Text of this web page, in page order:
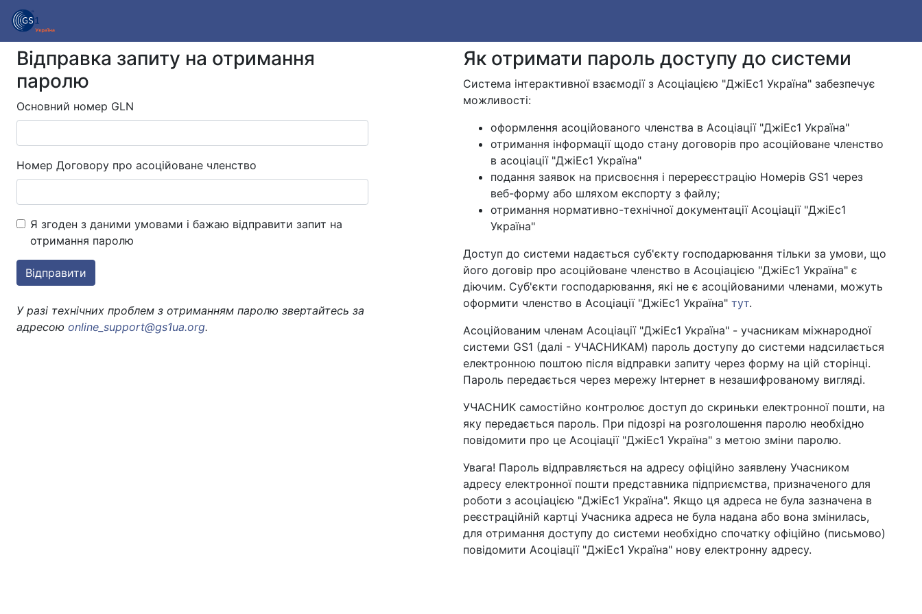
Відправка запиту на отримання
паролю
Основний номер GLN
Номер Договору про асоційоване членство
Я згоден з даними умовами і бажаю відправити запит на
отримання паролю
У разі технічних проблем з отриманням паролю звертайтесь за
адресою online_support@gs1ua.org.
Як отримати пароль доступу до системи
Система інтерактивної взаємодії з Асоціацією "ДжіЕс1 Україна" забезпечує
можливості:
оформлення асоційованого членства в Асоціації "ДжіЕс1 Україна"
отримання інформації щодо стану договорів про асоційоване членство
в асоціації "ДжіЕс1 Україна"
подання заявок на присвоєння і перереєстрацію Номерів GS1 через
веб-форму або шляхом експорту з файлу;
отримання нормативно-технічної документації Асоціації "ДжіЕс1
Україна"
Доступ до системи надається суб'єкту господарювання тільки за умови, що
його договір про асоційоване членство в Асоціацією "ДжіЕс1 Україна" є
діючим. Суб'єкти господарювання, які не є асоційованими членами, можуть
оформити членство в Асоціації "ДжіЕс1 Україна" тут.
Асоційованим членам Асоціації "ДжіЕс1 Україна" - учасникам міжнародної
системи GS1 (далі - УЧАСНИКАМ) пароль доступу до системи надсилається
електронною поштою після відправки запиту через форму на цій сторінці.
Пароль передається через мережу Інтернет в незашифрованому вигляді.
УЧАСНИК самостійно контролює доступ до скриньки електронної пошти, на
яку передається пароль. При підозрі на розголошення паролю необхідно
повідомити про це Асоціації "ДжіЕс1 Україна" з метою зміни паролю.
Увага! Пароль відправляється на адресу офіційно заявлену Учасником
адресу електронної пошти представника підприємства, призначеного для
роботи з асоціацією "ДжіЕс1 Україна". Якщо ця адреса не була зазначена в
реєстраційній картці Учасника адреса не була надана або вона змінилась,
для отримання доступу до системи необхідно спочатку офіційно (письмово)
повідомити Асоціації "ДжіЕс1 Україна" нову електронну адресу.